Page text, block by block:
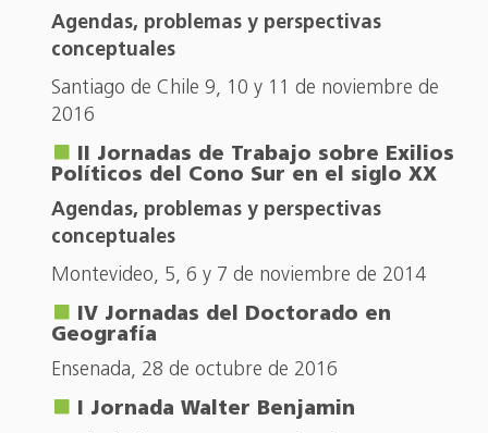
Agendas, problemas y perspectivas
conceptuales
Santiago de Chile 9, 10 y 11 de noviembre de
2016
II Jornadas de Trabajo sobre Exilios
Políticos del Cono Sur en el siglo XX
Agendas, problemas y perspectivas
conceptuales
Montevideo, 5, 6 y 7 de noviembre de 2014
IV Jornadas del Doctorado en
Geografía
Ensenada, 28 de octubre de 2016
I Jornada Walter Benjamin